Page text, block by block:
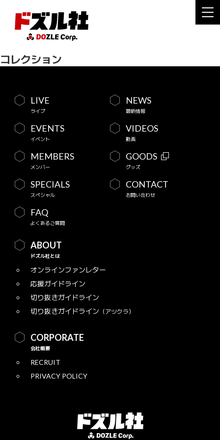
コレクション
LIVE
ライブ
NEWS
最新情報
EVENTS
イベント
VIDEOS
動画
MEMBERS
メンバー
GOODS
グッズ
SPECIALS
スペシャル
CONTACT
お問い合わせ
FAQ
よくあるご質問
ABOUT
ドズル社とは
オンラインファンレター
応援ガイドライン
切り抜きガイドライン
切り抜きガイドライン （アツクラ）
CORPORATE
会社概要
RECRUIT
PRIVACY POLICY